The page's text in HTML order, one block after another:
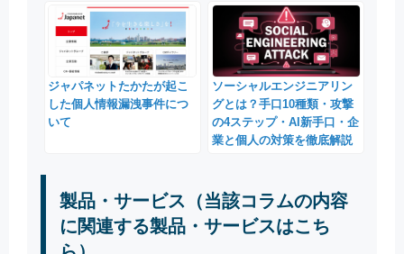
ジャパネットたかたが起こ
した個人情報漏洩事件につ
いて
ソーシャルエンジニアリン
グとは？手口10種類・攻撃
の4ステップ・AI新手口・企
業と個人の対策を徹底解説
製品・サービス（当該コラムの内容
に関連する製品・サービスはこち